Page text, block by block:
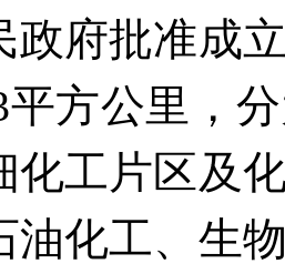
政府批准成
平方公里，
化工片区及
油化工、生